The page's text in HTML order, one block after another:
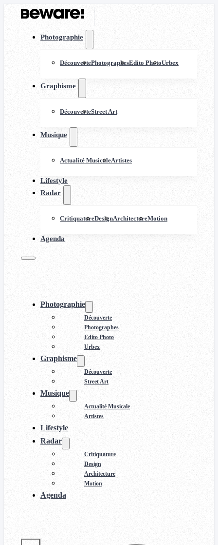
Photographie
DécouvertePhotographesEdito PhotoUrbex
Graphisme
DécouverteStreet Art
Musique
Actualité MusicaleArtistes
Lifestyle
Radar
CritiquatureDesignArchitectureMotion
Agenda
Photographie
Découverte
Photographes
Edito Photo
Urbex
Graphisme
Découverte
Street Art
Musique
Actualité Musicale
Artistes
Lifestyle
Radar
Critiquature
Design
Architecture
Motion
Agenda